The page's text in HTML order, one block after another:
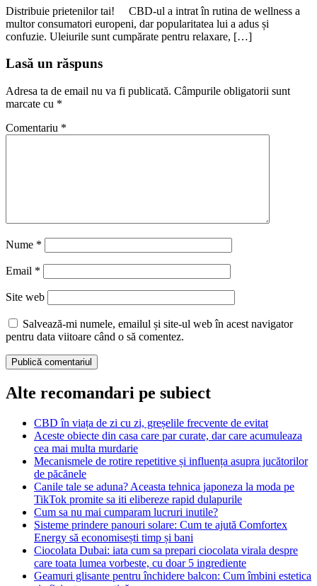
Distribuie prietenilor tai! CBD-ul a intrat în rutina de wellness a
multor consumatori europeni, dar popularitatea lui a adus și
confuzie. Uleiurile sunt cumpărate pentru relaxare, […]
Lasă un răspuns
Adresa ta de email nu va fi publicată. Câmpurile obligatorii sunt
marcate cu *
Comentariu *
Nume *
Email *
Site web
Salvează-mi numele, emailul și site-ul web în acest navigator
pentru data viitoare când o să comentez.
Alte recomandari pe subiect
CBD în viața de zi cu zi, greșelile frecvente de evitat
Aceste obiecte din casa care par curate, dar care acumuleaza
cea mai multa murdarie
Mecanismele de rotire repetitive și influența asupra jucătorilor
de păcănele
Canile tale se aduna? Aceasta tehnica japoneza la moda pe
TikTok promite sa iti elibereze rapid dulapurile
Cum sa nu mai cumparam lucruri inutile?
Sisteme prindere panouri solare: Cum te ajută Comfortex
Energy să economisești timp și bani
Ciocolata Dubai: iata cum sa prepari ciocolata virala despre
care toata lumea vorbeste, cu doar 5 ingrediente
Geamuri glisante pentru închidere balcon: Cum îmbini estetica